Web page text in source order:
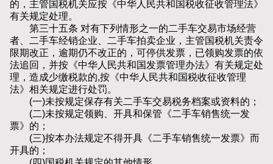
的，主管国税机关应按《中华人民共和国税收征收管理法》
有关规定处理。
第三十五条 对有下列情形之一的二手车交易市场经营
者、二手车经销企业、二手车拍卖企业，主管国税机关责令
限期改正，逾期仍不改正的，可停供发票，已领购发票的依
法追回，并按《中华人民共和国发票管理办法》有关规定处
理，造成少缴税款的,按《中华人民共和国税收征收管理
法》相关规定进行处罚。
(一)未按规定保存有关二手车交易税务档案或资料的；
(二)未按规定领购、开具和保管《二手车销售统一发
票》的；
(三)按本办法规定不得开具《二手车销售统一发票》而
开具的；